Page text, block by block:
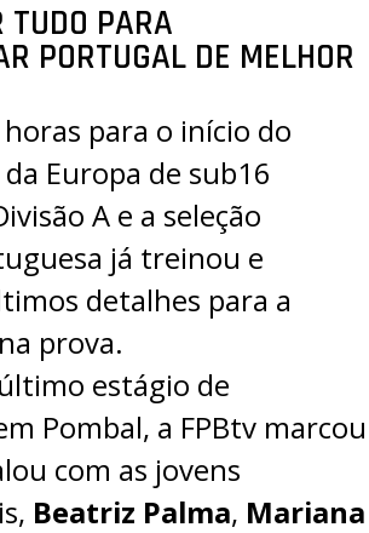
TUDO PARA
PORTUGAL DE MELHOR
para o início do
Europa de sub16
A e a seleção
já treinou e
detalhes para a
prova.
estágio de
Pombal, a FPBtv marcou
com as jovens
Beatriz Palma, Mariana